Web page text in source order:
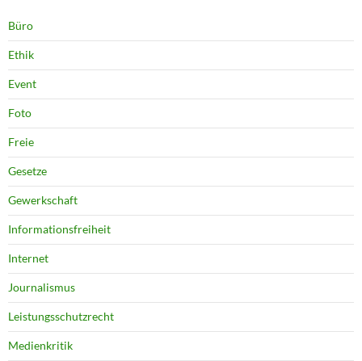
Büro
Ethik
Event
Foto
Freie
Gesetze
Gewerkschaft
Informationsfreiheit
Internet
Journalismus
Leistungsschutzrecht
Medienkritik